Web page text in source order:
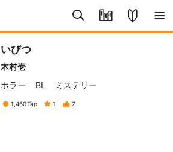
いびつ
木村壱
ホラー
BL ミステリー
1,460Tap 1 7